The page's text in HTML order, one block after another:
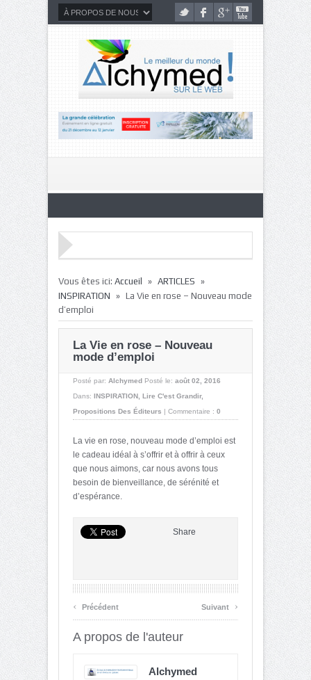
Vous êtes ici: Accueil » ARTICLES »
INSPIRATION » La Vie en rose – Nouveau mode
d’emploi
La Vie en rose – Nouveau
mode d’emploi
Posté par: Alchymed Posté le: août 02, 2016
Dans: INSPIRATION Lire C'est Grandir,
Propositions Des Éditeurs | Commentaire : 0
La vie en rose, nouveau mode d’emploi est
le cadeau idéal à s’offrir et à offrir à ceux
que nous aimons, car nous avons tous
besoin de bienveillance, de sérénité et
d’espérance.
Share
‹ Précédent Suivant ›
A propos de l'auteur
Alchymed